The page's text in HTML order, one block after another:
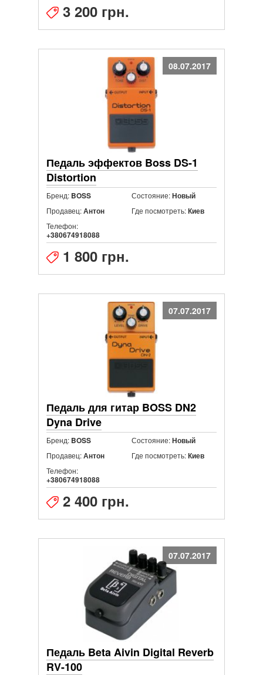
3 200 грн.
08.07.2017
Педаль эффектов Boss DS-1
Distortion
Бренд: BOSS Состояние:Новый
Продавец:Антон Где посмотреть:Киев
Телефон:
+380674918088
1 800 грн.
07.07.2017
Педаль для гитар BOSS DN2
Dyna Drive
Бренд: BOSS Состояние:Новый
Продавец:Антон Где посмотреть:Киев
Телефон:
+380674918088
2 400 грн.
07.07.2017
Педаль Beta Aivin Digital Reverb
RV-100